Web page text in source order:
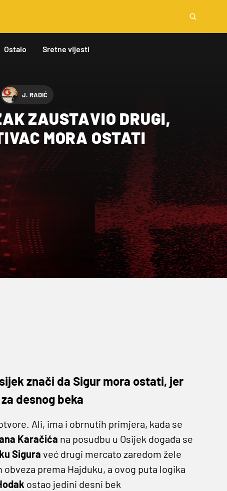
Ostalo Sretne vijesti
J. RADIĆ
ZAUSTAVIO DRUGI,
MORA OSTATI
znači da Sigur mora ostati, jer
desnog beka
Ali, ima i obrnutih primjera, kada se
Karačića na posudbu u Osijek događa se
Sigura već drugi mercato zaredom žele
prema Hajduku, a ovog puta logika
ostao jedini desni bek